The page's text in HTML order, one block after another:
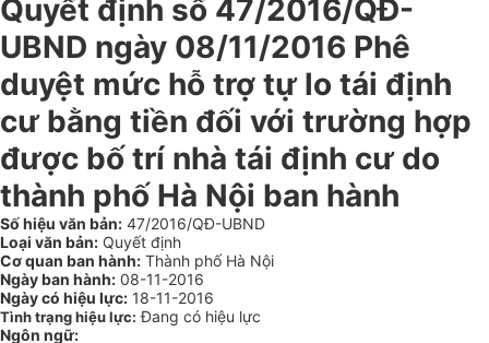
Quyết định số 47/2016/QĐ-
UBND ngày 08/11/2016 Phê
duyệt mức hỗ trợ tự lo tái định
cư bằng tiền đối với trường hợp
được bố trí nhà tái định cư do
thành phố Hà Nội ban hành
Số hiệu văn bản: 47/2016/QĐ-UBND
Loại văn bản: Quyết định
Cơ quan ban hành: Thành phố Hà Nội
Ngày ban hành: 08-11-2016
Ngày có hiệu lực: 18-11-2016
Tình trạng hiệu lực: Đang có hiệu lực
Ngôn ngữ: